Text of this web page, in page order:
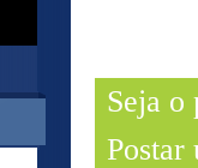
Seja o
Postar